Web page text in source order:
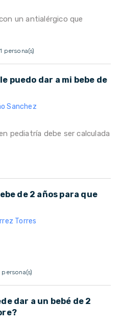
un antialérgico que
persona(s)
puedo dar a mi bebe de
Sanchez
pediatría debe ser calculada
de 2 años para que
Torres
persona(s)
dar a un bebé de 2